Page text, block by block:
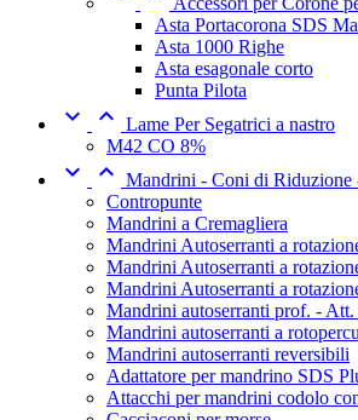
Asta Portacorona SDS
Asta 1000 Righe
Asta esagonale corto
Punta Pilota
  Lame Per Segatrici a nastro
M42 CO 8%
  Mandrini - Coni di Riduzione
Contropunte
Mandrini a Cremagliera
Mandrini Autoserranti a
Mandrini Autoserranti a
Mandrini Autoserranti a
Mandrini autoserranti prof. -
Mandrini autoserranti a
Mandrini autoserranti reversibili
Adattatore per mandrino SDS
Attacchi per mandrini codolo